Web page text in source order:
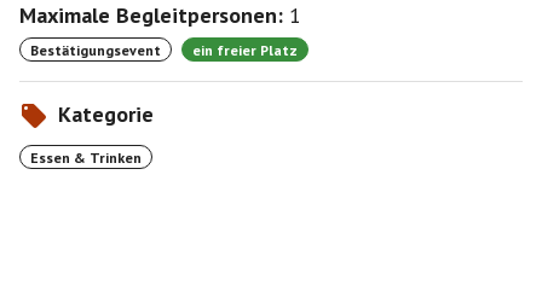
Maximale Begleitpersonen: 1
Bestätigungsevent ein freier Platz
Kategorie
Essen & Trinken